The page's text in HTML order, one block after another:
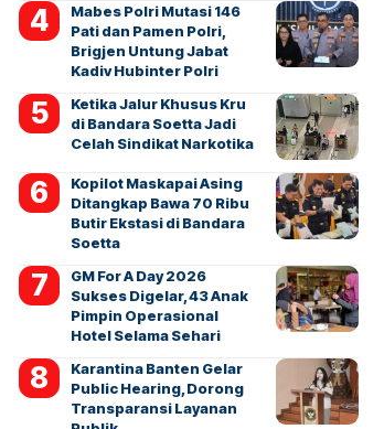
Mabes Polri Mutasi 146
Pati dan Pamen Polri,
Brigjen Untung Jabat
Kadiv Hubinter Polri
Ketika Jalur Khusus Kru
di Bandara Soetta Jadi
Celah Sindikat Narkotika
Kopilot Maskapai Asing
Ditangkap Bawa 70 Ribu
Butir Ekstasi di Bandara
Soetta
GM For A Day 2026
Sukses Digelar, 43 Anak
Pimpin Operasional
Hotel Selama Sehari
Karantina Banten Gelar
Public Hearing, Dorong
Transparansi Layanan